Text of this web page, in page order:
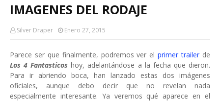
IMAGENES DEL RODAJE
Silver Draper Enero 27, 2015
Parece ser que finalmente, podremos ver elprimer trailer de
Los 4 Fantasticos hoy, adelantándose a la fecha que dieron.
Para ir abriendo boca, han lanzado estas dos imágenes
oficiales, aunque debo decir que no revelan nada
especialmente interesante. Ya veremos qué aparece en el